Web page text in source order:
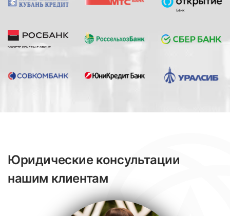
Юридические консультации
нашим клиентам